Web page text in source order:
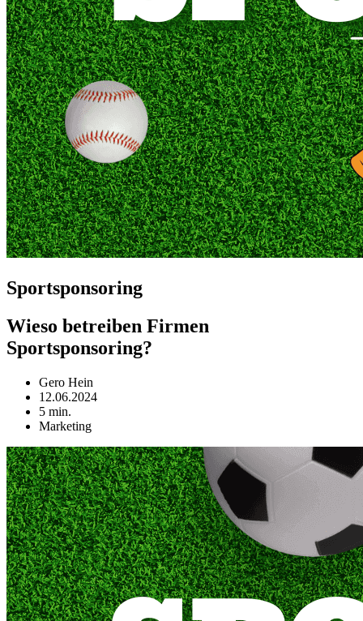
Sportsponsoring
Wieso betreiben Firmen
Sportsponsoring?
Gero Hein
12.06.2024
5 min.
Marketing